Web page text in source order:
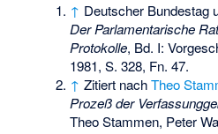
↑ Deutscher Bundestag
Der Parlamentarische
Protokolle, Bd. I:
1981, S. 328, Fn. 47.
↑ Zitiert nachTheo
Prozeß der
Theo Stammen, Peter